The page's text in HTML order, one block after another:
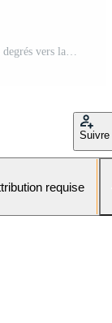
crâne humain en fibre de verre faisant face à 45 degrés vers la droite avec un fond noir Photo Pro
Suivre
requise